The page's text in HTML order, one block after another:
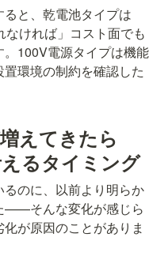
と、乾電池タイプは
なければ」コスト面でも
100V電源タイプは機能
環境の制約を確認した
えてきたら
るタイミング
のに、以前より明らか
——そんな変化が感じら
が原因のことがありま